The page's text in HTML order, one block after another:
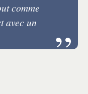
comme
avec un